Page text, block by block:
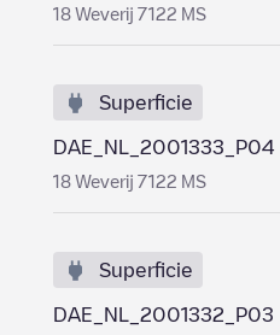
18 Weverij 7122 MS
Superficie
DAE_NL_2001333_P04
18 Weverij 7122 MS
Superficie
DAE_NL_2001332_P03